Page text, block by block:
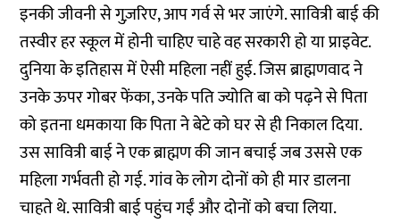
इनकी जीवनी से गुज़रिए, आप गर्व से भर जाएंगे. सावित्री बाई की
तस्वीर हर स्कूल में होनी चाहिए चाहे वह सरकारी हो या प्राइवेट.
दुनिया के इतिहास में ऐसी महिला नहीं हुई. जिस ब्राह्मणवाद ने
उनके ऊपर गोबर फेंका, उनके पति ज्योति बा को पढ़ने से पिता
को इतना धमकाया कि पिता ने बेटे को घर से ही निकाल दिया.
उस सावित्री बाई ने एक ब्राह्मण की जान बचाई जब उससे एक
महिला गर्भवती हो गई. गांव के लोग दोनों को ही मार डालना
चाहते थे. सावित्री बाई पहुंच गईं और दोनों को बचा लिया.